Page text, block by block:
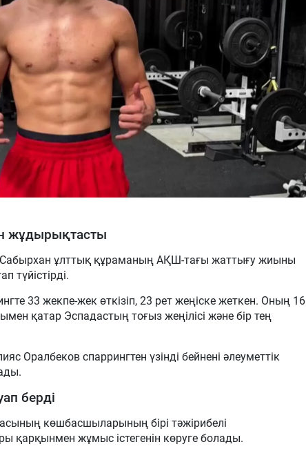
жұдырықтасты
ұлттық құраманың АҚШ-тағы жаттығу жиыны
түйістірді.
33 жекпе-жек өткізіп, 23 рет жеңіске жеткен. Оның 16
қатар Эспадастың тоғыз жеңілісі және бір тең
Оралбеков спаррингтен үзінді бейнені әлеуметтік
берді
көшбасшыларының бірі тәжірибелі
қарқынмен жұмыс істегенін көруге болады.